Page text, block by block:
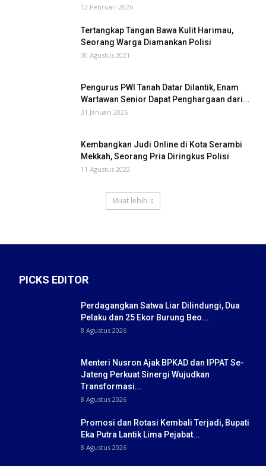
12 Februari 2026
Tertangkap Tangan Bawa Kulit Harimau,
Seorang Warga Diamankan Polisi
30 Agustus 2021
Pengurus PWI Tanah Datar Dilantik, Enam
Wartawan Senior Dapat Penghargaan dari...
31 Januari 2026
Kembangkan Judi Online di Kota Serambi
Mekkah, Seorang Pria Diringkus Polisi
11 Agustus 2022
Muat lebih
PICKS EDITOR
Perdagangkan Satwa Liar Dilindungi, Dua
Pelaku dan 25 Ekor Burung Beo...
8 Agustus 2026
Menteri Nusron Ajak BPKAD dan IPPAT Se-
Jateng Perkuat Sinergi Wujudkan
Transformasi...
8 Agustus 2026
Promosi dan Rotasi Kembali Terjadi, Bupati
Eka Putra Lantik Lima Pejabat...
8 Agustus 2026